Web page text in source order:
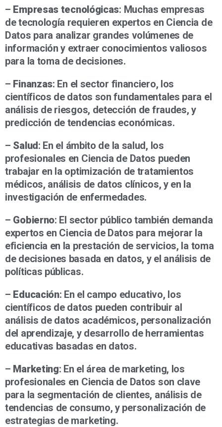
– Empresas tecnológicas: Muchas empresas
de tecnología requieren expertos en Ciencia de
Datos para analizar grandes volúmenes de
información y extraer conocimientos valiosos
para la toma de decisiones.
– Finanzas: En el sector financiero, los
científicos de datos son fundamentales para el
análisis de riesgos, detección de fraudes, y
predicción de tendencias económicas.
– Salud: En el ámbito de la salud, los
profesionales en Ciencia de Datos pueden
trabajar en la optimización de tratamientos
médicos, análisis de datos clínicos, y en la
investigación de enfermedades.
– Gobierno: El sector público también demanda
expertos en Ciencia de Datos para mejorar la
eficiencia en la prestación de servicios, la toma
de decisiones basada en datos, y el análisis de
políticas públicas.
– Educación: En el campo educativo, los
científicos de datos pueden contribuir al
análisis de datos académicos, personalización
del aprendizaje, y desarrollo de herramientas
educativas basadas en datos.
– Marketing: En el área de marketing, los
profesionales en Ciencia de Datos son clave
para la segmentación de clientes, análisis de
tendencias de consumo, y personalización de
estrategias de marketing.